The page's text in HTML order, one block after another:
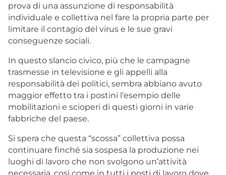
prova di una assunzione di responsabilità
individuale e collettiva nel fare la propria parte per
limitare il contagio del virus e le sue gravi
conseguenze sociali.
In questo slancio civico, più che le campagne
trasmesse in televisione e gli appelli alla
responsabilità dei politici, sembra abbiano avuto
maggior effetto tra i postini l’esempio delle
mobilitazioni e scioperi di questi giorni in varie
fabbriche del paese.
Si spera che questa “scossa” collettiva possa
continuare finché sia sospesa la produzione nei
luoghi di lavoro che non svolgono un’attività